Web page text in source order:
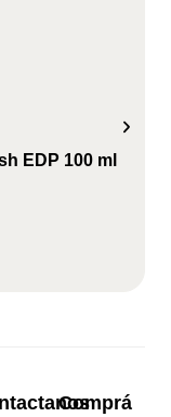
EDP 100 ml
Comprá